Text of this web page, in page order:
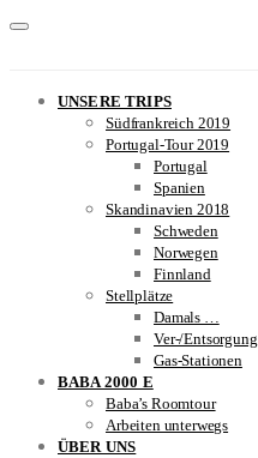
UNSERE TRIPS
Südfrankreich 2019
Portugal-Tour 2019
Portugal
Spanien
Skandinavien 2018
Schweden
Norwegen
Finnland
Stellplätze
Damals …
Ver-/Entsorgung
Gas-Stationen
BABA 2000 E
Baba’s Roomtour
Arbeiten unterwegs
ÜBER UNS